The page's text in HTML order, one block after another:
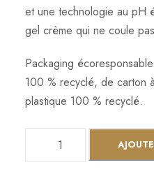
et une technologie au pH
gel crème qui ne coule
Packaging
100 % recyclé, de carton
plastique 100 % recyclé.